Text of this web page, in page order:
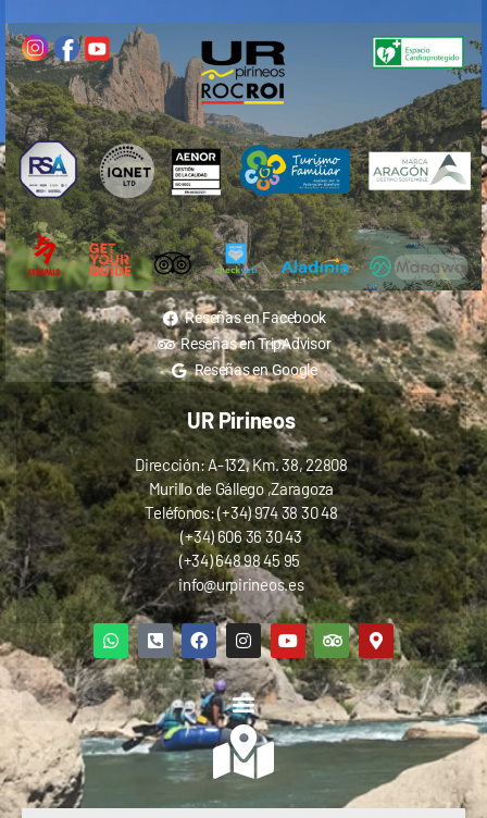
Reseñas en Facebook
Reseñas en TripAdvisor
Reseñas en Google
UR Pirineos
Dirección: A-132, Km. 38, 22808
Murillo de Gállego ,Zaragoza
Teléfonos: (+34) 974 38 30 48
(+34) 606 36 30 43
(+34) 648 98 45 95
info@urpirineos.es